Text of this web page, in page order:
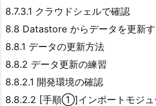
8.7.3.1 クラウドシェルで確認
8.8 Datastore からデータを更新
8.8.1 データの更新方法
8.8.2 データ更新の練習
8.8.2.1 開発環境の確認
8.8.2.2 [手順①]インポートモジュ